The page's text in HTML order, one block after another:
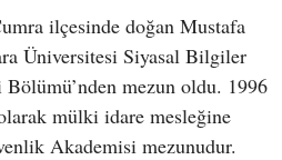
ilçesinde doğan Mustafa
Üniversitesi Siyasal Bilgiler
mezun oldu. 1996
mülki idare mesleğine
Akademisi mezunudur.